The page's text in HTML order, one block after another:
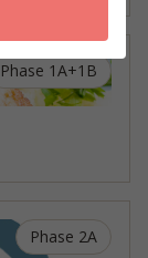
Phase 1A+1B
Phase 2A